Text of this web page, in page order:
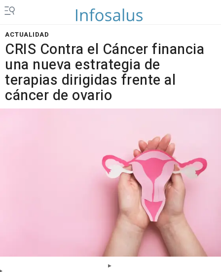
ACTUALIDAD
CRIS Contra el Cáncer financia
una nueva estrategia de
terapias dirigidas frente al
cáncer de ovario